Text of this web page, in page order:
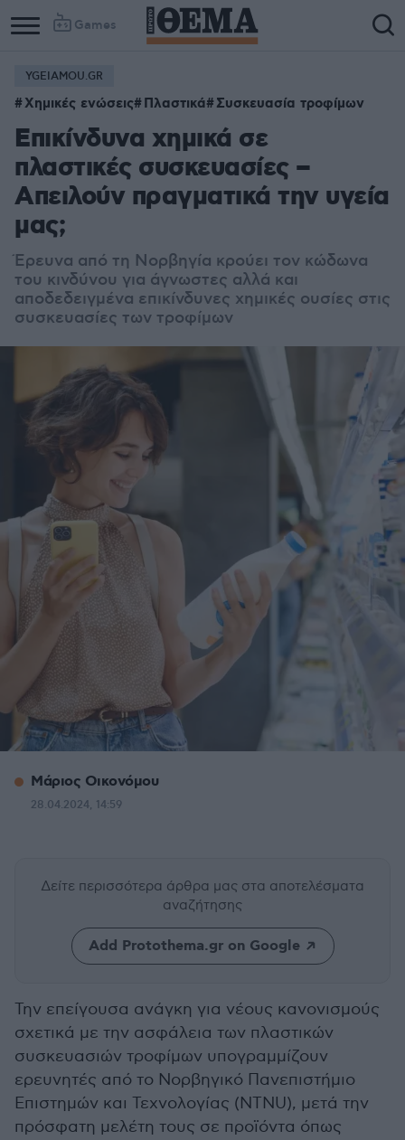
Games
YGEIAMOU.GR
Χημικές ενώσεις Πλαστικά Συσκευασία τροφίμων
Επικίνδυνα χημικά σε
πλαστικές συσκευασίες –
Απειλούν πραγματικά την υγεία
μας;
Έρευνα από τη Νορβηγία κρούει τον κώδωνα
του κινδύνου για άγνωστες αλλά και
αποδεδειγμένα επικίνδυνες χημικές ουσίες στις
συσκευασίες των τροφίμων
Μάριος Οικονόμου
28.04.2024, 14:59
Δείτε περισσότερα άρθρα μας στα αποτελέσματα
αναζήτησης
Add Protothema.gr on Google
Την επείγουσα ανάγκη για νέους κανονισμούς
σχετικά με την ασφάλεια των πλαστικών
συσκευασιών τροφίμων υπογραμμίζουν
ερευνητές από το Νορβηγικό Πανεπιστήμιο
Επιστημών και Τεχνολογίας (NTNU), μετά την
πρόσφατη μελέτη τους σε προϊόντα όπως